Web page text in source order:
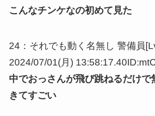
こんなチンケなの初めて見た
24：それでも動く名無し 警備員
2024/07/01(月)
中でおっさんが飛び跳ねるだけで
きてすごい